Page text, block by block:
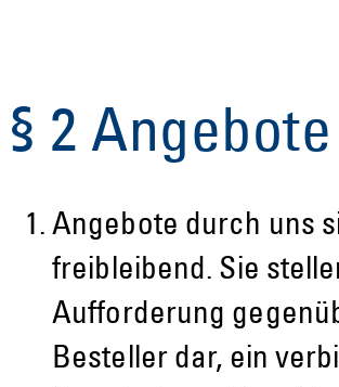
§ 2 Angebote
Angebote durch uns
freibleibend. Sie
Aufforderung
Besteller dar, ein